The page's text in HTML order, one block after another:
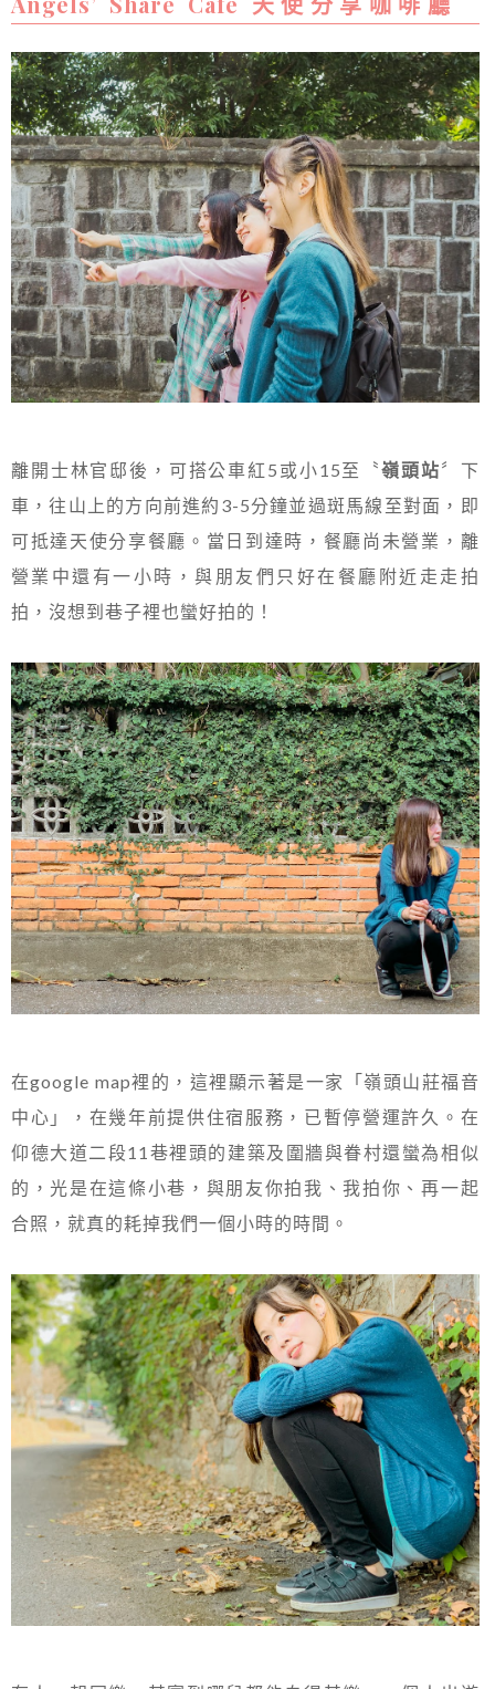
離開士林官邸後，可搭公車紅5或小15至〝嶺頭站〞下
車，往山上的方向前進約3-5分鐘並過斑馬線至對面，即
可抵達天使分享餐廳。當日到達時，餐廳尚未營業，離
營業中還有一小時，與朋友們只好在餐廳附近走走拍
拍，沒想到巷子裡也蠻好拍的！
在google map裡的，這裡顯示著是一家「嶺頭山莊福音
中心」，在幾年前提供住宿服務，已暫停營運許久。在
仰德大道二段11巷裡頭的建築及圍牆與眷村還蠻為相似
的，光是在這條小巷，與朋友你拍我、我拍你、再一起
合照，就真的耗掉我們一個小時的時間。